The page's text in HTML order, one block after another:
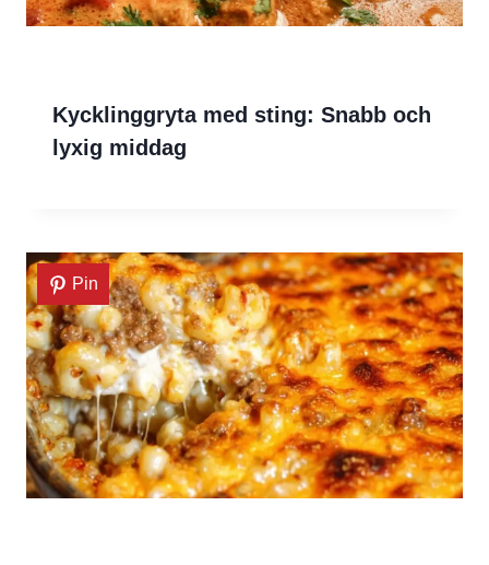
Kycklinggryta med sting: Snabb och
lyxig middag
Pin